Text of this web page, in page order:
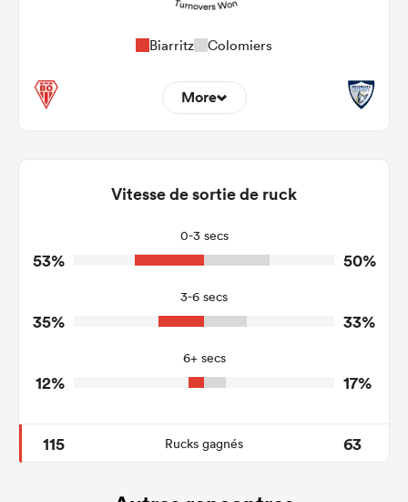
Biarritz Colomiers
More
Tackles Made
Tackles Missed
7
3
3
2
Tackle Offload Allowed
Vitesse de sortie de ruck
0-3 secs
53% 50%
3-6 secs
35% 33%
6+ secs
12% 17%
115 Rucks gagnés 63